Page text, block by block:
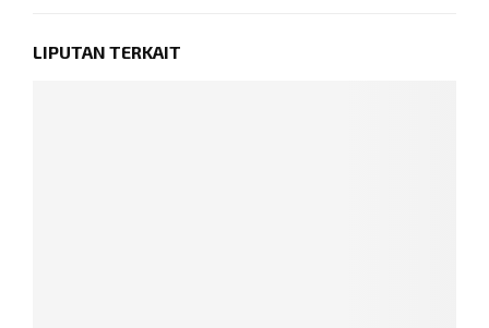
LIPUTAN TERKAIT